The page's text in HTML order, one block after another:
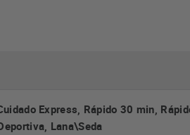
Express, Rápido 30 min,
Lana\Seda